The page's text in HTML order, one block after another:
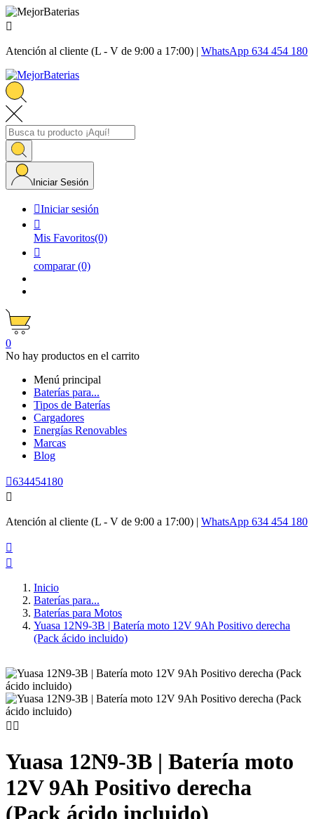

Atención al cliente (L - V de 9:00 a 17:00) | WhatsApp 634 454 180
Iniciar Sesión
Iniciar sesión

Mis Favoritos(0)

comparar(0)
0
No hay productos en el carrito
Menú principal
Baterías para...
Tipos de Baterías
Cargadores
Energías Renovables
Marcas
Blog
634454180

Atención al cliente (L - V de 9:00 a 17:00) | WhatsApp 634 454 180


Inicio
Baterías para...
Baterías para Motos
Yuasa 12N9-3B | Batería moto 12V 9Ah Positivo derecha
(Pack ácido incluido)
 
Yuasa 12N9-3B | Batería moto
12V 9Ah Positivo derecha
(Pack ácido incluido)